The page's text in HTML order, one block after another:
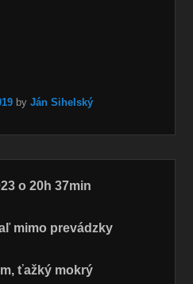
byJán Sihelský
o 20h 37min
mimo prevádzky
ťažký mokrý